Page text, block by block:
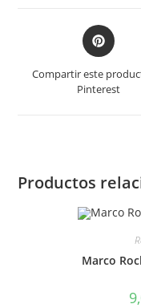
Opens
in
new
Compartir este
Pinterest
Productos
Marco